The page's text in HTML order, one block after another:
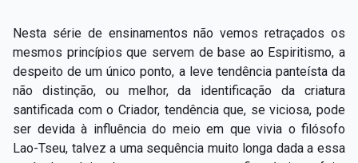
Nesta série de ensinamentos não vemos retraçados os
mesmos princípios que servem de base ao Espiritismo, a
despeito de um único ponto, a leve tendência panteísta da
não distinção, ou melhor, da identificação da criatura
santificada com o Criador, tendência que, se viciosa, pode
ser devida à influência do meio em que vivia o filósofo
Lao-Tseu, talvez a uma sequência muito longa dada a essa